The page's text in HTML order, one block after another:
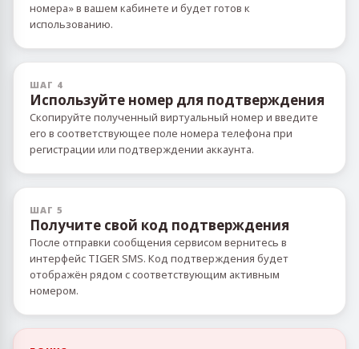
номера» в вашем кабинете и будет готов к
использованию.
ШАГ 4
Используйте номер для подтверждения
Скопируйте полученный виртуальный номер и введите
его в соответствующее поле номера телефона при
регистрации или подтверждении аккаунта.
ШАГ 5
Получите свой код подтверждения
После отправки сообщения сервисом вернитесь в
интерфейс TIGER SMS. Код подтверждения будет
отображён рядом с соответствующим активным
номером.